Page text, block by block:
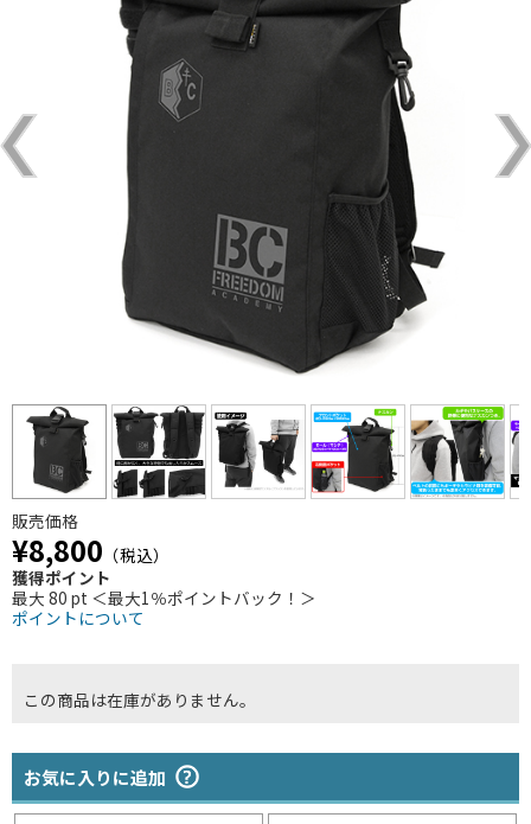
販売価格
¥8,800 （税込）
獲得ポイント
最大 80 pt ＜最大1％ポイントバック！＞
ポイントについて
この商品は在庫がありません。
お気に入りに追加